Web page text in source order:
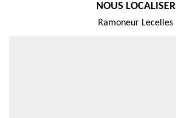
NOUS LOCALISER
Ramoneur Lecelles